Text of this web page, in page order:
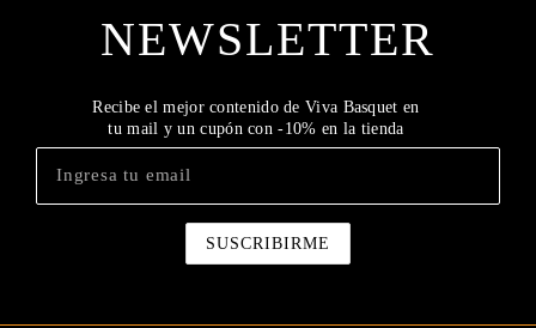
NEWSLETTER
Recibe el mejor contenido de Viva Basquet en
tu mail y un cupón con -10% en la tienda